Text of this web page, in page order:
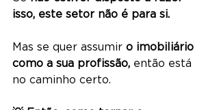
isso, este setor não é para si.
Mas se quer assumir o imobiliário
como a sua profissão, então está
no caminho certo.